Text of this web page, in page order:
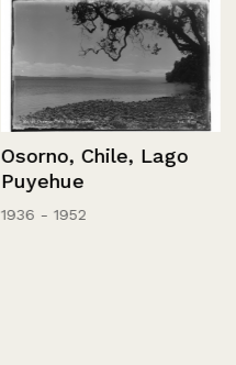
Osorno, Chile, Lago
Puyehue
1936 - 1952